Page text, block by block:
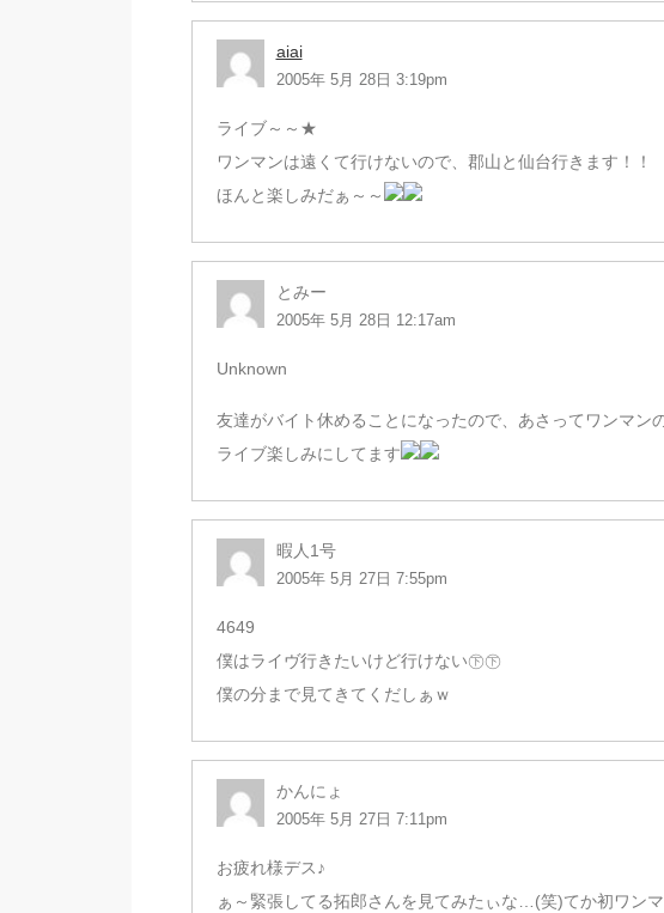
aiai
2005年 5月 28日 3:19pm
ライブ～～★
ワンマンは遠くて行けないので、郡山と仙台行きます！！
ほんと楽しみだぁ～～
とみー
2005年 5月 28日 12:17am
Unknown
友達がバイト休めることになったので、あさってワンマン
ライブ楽しみにしてます
暇人1号
2005年 5月 27日 7:55pm
4649
僕はライヴ行きたいけど行けない㊦㊦
僕の分まで見てきてくだしぁｗ
かんにょ
2005年 5月 27日 7:11pm
お疲れ様デス♪
ぁ～緊張してる拓郎さんを見てみたぃな…(笑)てか初ワン